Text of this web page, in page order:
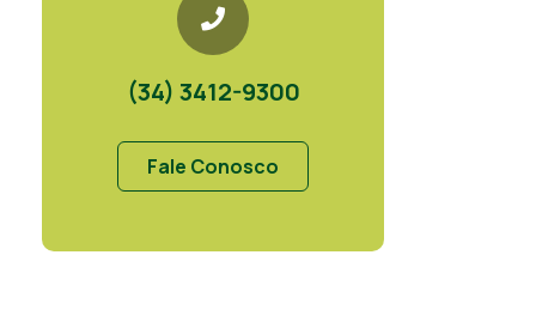
(34) 3412-9300
Fale Conosco